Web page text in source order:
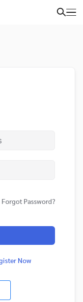
Forgot Password?
Now